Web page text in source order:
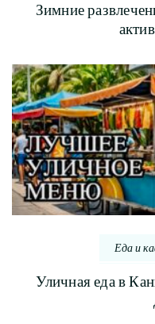
Зимние
Еда и
Уличная еда в